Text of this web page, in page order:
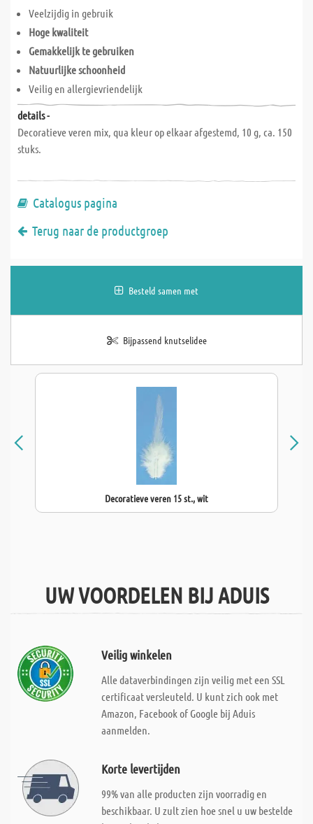
Veelzijdig in gebruik
Hoge kwaliteit
Gemakkelijk te gebruiken
Natuurlijke schoonheid
Veilig en allergievriendelijk
details -
Decoratieve veren mix, qua kleur op elkaar afgestemd, 10 g, ca. 150
stuks.
Catalogus pagina
Terug naar de productgroep
Besteld samen met
Bijpassend knutselidee
Decoratieve veren 15 st., wit
UW VOORDELEN BIJ ADUIS
Veilig winkelen
Alle dataverbindingen zijn veilig met een SSL
certificaat versleuteld. U kunt zich ook met
Amazon, Facebook of Google bij Aduis
aanmelden.
Korte levertijden
99% van alle producten zijn voorradig en
beschikbaar. U zult zien hoe snel u uw bestelde